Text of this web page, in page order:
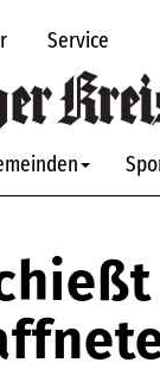
Service